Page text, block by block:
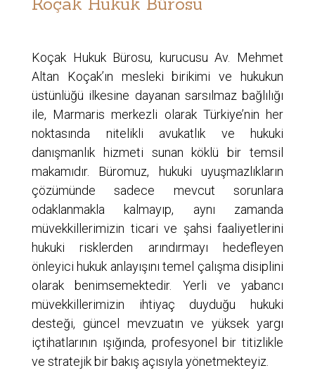
Koçak Hukuk Bürosu, kurucusu Av. Mehmet
Altan Koçak’ın mesleki birikimi ve hukukun
üstünlüğü ilkesine dayanan sarsılmaz bağlılığı
ile, Marmaris merkezli olarak Türkiye’nin her
noktasında nitelikli avukatlık ve hukuki
danışmanlık hizmeti sunan köklü bir temsil
makamıdır. Büromuz, hukuki uyuşmazlıkların
çözümünde sadece mevcut sorunlara
odaklanmakla kalmayıp, aynı zamanda
müvekkillerimizin ticari ve şahsi faaliyetlerini
hukuki risklerden arındırmayı hedefleyen
önleyici hukuk anlayışını temel çalışma disiplini
olarak benimsemektedir. Yerli ve yabancı
müvekkillerimizin ihtiyaç duyduğu hukuki
desteği, güncel mevzuatın ve yüksek yargı
içtihatlarının ışığında, profesyonel bir titizlikle
ve stratejik bir bakış açısıyla yönetmekteyiz.